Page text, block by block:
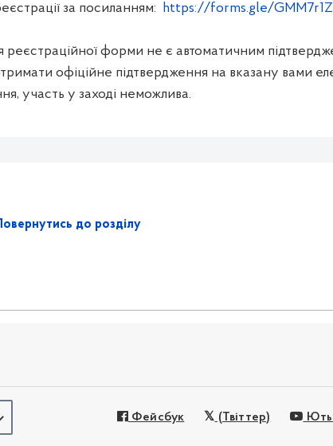
за посиланням: https://forms.gle/
реєстраційної форми не є автоматичним
офіційне підтвердження на вказану вами
участь у заході неможлива.
Повернутись до розділу
Фейсбук (Твіттер)